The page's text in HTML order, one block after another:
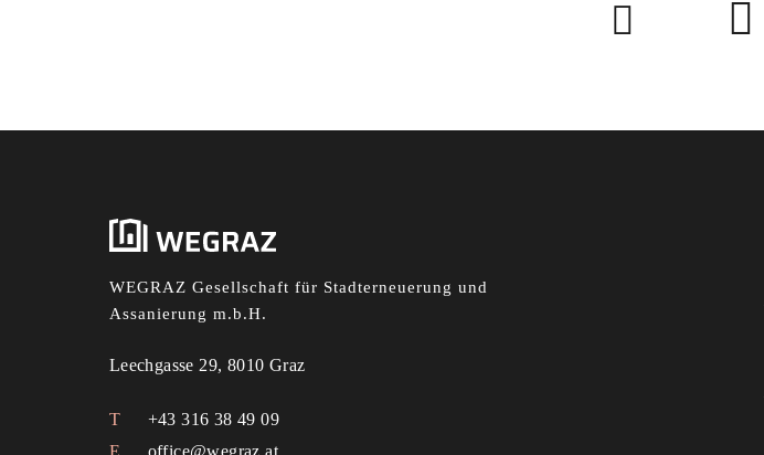
WEGRAZ Gesellschaft für Stadterneuerung und
Assanierung m.b.H.
Leechgasse 29, 8010 Graz
+43 316 38 49 09
office@wegraz.at